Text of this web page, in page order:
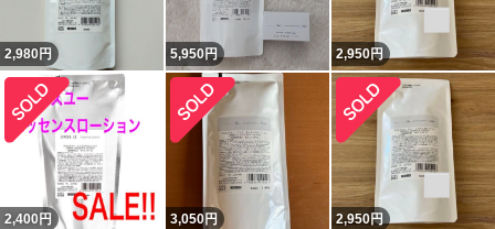
2,980円 5,950円 2,950円
2,400 円 3,050円 2,950円